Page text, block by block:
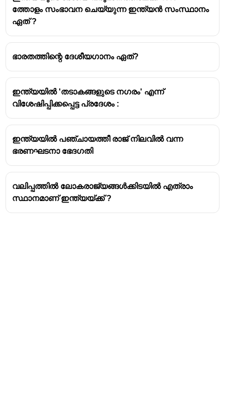
ത്തോളം സംഭാവന ചെയ്യുന്ന ഇന്ത്യൻ സംസ്ഥാനം
ഏത് ?
ഭാരതത്തിന്റെ ദേശീയഗാനം ഏത്?
ഇന്ത്യയിൽ 'തടാകങ്ങളുടെ നഗരം' എന്ന്
വിശേഷിപ്പിക്കപ്പെട്ട പ്രദേശം :
ഇന്ത്യയിൽ പഞ്ചായത്തീ രാജ് നിലവിൽ വന്ന
ഭരണഘടനാ ഭേദഗതി
വലിപ്പത്തിൽ ലോകരാജ്യങ്ങൾക്കിടയിൽ എത്രാം
സ്ഥാനമാണ് ഇന്ത്യയ്ക്ക് ?